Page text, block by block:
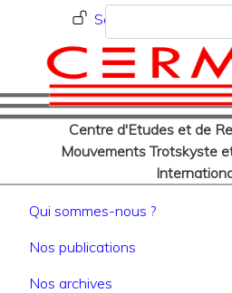
au
Menu du
Se connecter
Centre d'Etudes et de
Mouvements Trotskyste
Rechercher
Navigation
Qui sommes-nous ?
Nos publications
Nos archives